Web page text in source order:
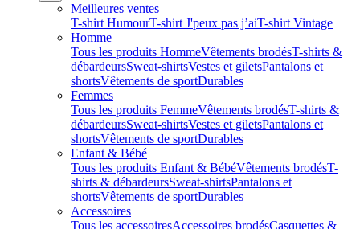
Meilleures ventes
T-shirt HumourT-shirt J'peux pas j’aiT-shirt Vintage
Homme
Tous les produits HommeVêtements brodésT-shirts &
débardeursSweat-shirtsVestes et giletsPantalons et
shortsVêtements de sportDurables
Femmes
Tous les produits FemmeVêtements brodésT-shirts &
débardeursSweat-shirtsVestes et giletsPantalons et
shortsVêtements de sportDurables
Enfant & Bébé
Tous les produits Enfant & BébéVêtements brodésT-
shirts & débardeursSweat-shirtsPantalons et
shortsVêtements de sportDurables
Accessoires
Tous les accessoiresAccessoires brodésCasquettes &